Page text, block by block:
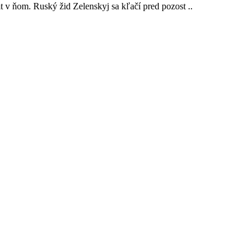
v ňom. Ruský žid Zelenskyj sa kľačí pred pozost ..